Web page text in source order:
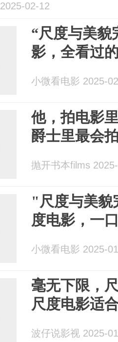
02-12
“尺度与美貌
影，全看过
小微看电影 2025-
他，拍电影
爵士里最会
抛开书本films
"尺度与美貌
度电影，一
小微看电影 2025-
毫无下限，
尺度电影适
波仔说影视 2025-